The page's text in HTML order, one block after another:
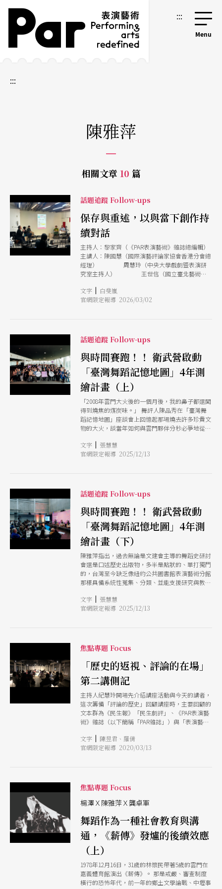
跳到主要內容區塊
網站導覽 :::
:::
陳雅萍
相關文章 10 篇
話題追蹤 Follow-ups
保存與重述，以與當下創作持
續對話
主持人：黎家齊（《PAR表演藝術》雜誌總編輯）
主講人：陳國慧（國際演藝評論家協會香港分會總
經理） 周慧玲（中央大學戲劇暨表演研
究室主持人） 王世信（國立臺北藝術大
術大學舞蹈學院院長暨資深舞蹈評論人） 2025年
IATC年度論壇以「觀照」為關鍵字，探詢舞台燈光
人，邀請香港評論人陳國慧、投入「臺灣現代戲劇
暨表演影音資料庫」多年的劇場導演周慧玲、舞台
設計王世信與舞蹈學者陳雅萍，分別就自身經驗分
享表演藝術評論如何被保存、重述與再現，並於持
續發生的當下創作產生對話。 講座前一日，陳國
慧與香港IATC才在C-LAB 臺灣當代文化實驗場演出
《藝評的維度演讀香港演藝評論30年》。此計畫為
「香港演藝評論選輯計劃（1980-2010）」最後一
場活動，由IATC香港分會30周年與「國際表演藝術
圖書館、博物館與資料館協會」2024研討會共同促
成，以此期間超過15,000篇評論資料為基礎，藉
「演讀」形式重新構作編整，試圖活化文獻，和當
代觀眾建立新的連結與對話。 陳國慧提到過往資
料庫若是舉辦成立發表會，多是邀請前輩老師致詞
人「只會說不會做」的常見印象。至於選讀的文
獻，除了強調藝評文字本身的表演性，也涵蓋不同
年代、不同媒介的寫作差異，文化政策與生態關
注，以及特別有戲劇張力的「筆戰」系列。當然，
也因為有些文稿年代久遠，版權歸屬不明，或者因
寫作時空背景不同，作者另有考量，這些經營資料
原先只是依附資料庫建構計畫的單次活動，想不到
卻迎來後續邀演。有位香港演藝學院老師，認為這
能幫助學生短時間理解香港劇場發展脈絡，於是邀
請《藝評的維度》來到演藝學院圖書館演出，一排
排書架的背景空間，與文獻題材巧妙呼應。此外，
陳國慧除了讓演藝學院學
文字 | 白斐嵐
官網限定報導 2026/03/02
話題追蹤 Follow-ups
與時間賽跑！！ 衛武營啟動
「臺灣舞蹈記憶地圖」4年測
繪計畫（上）
「2008年雲門大火後的一個月後，我的鼻子都還聞
得到燒焦的煤炭味。」 舞評人陳品秀在「臺灣舞
蹈記憶地圖」座談會上回憶起那場燒去許多珍貴文
物的大火，談當年如何與雲門夥伴分秒必爭地從火
文物，將眾人拉進了驚心動魄的歷史現場，也直接
陳述了要保存稍縱即逝的舞蹈，是一項極度物理
灣舞蹈記憶地圖」計畫正式於衛武營國家藝術文化
中心啟動，4年計畫將從「舞蹈家口述歷史研
究」、「人才培育與作品轉譯」、「線上及實體成
果展示」、「大眾推廣與舞蹈欣賞」等4大面向，
書寫、繪製、推廣台灣舞蹈記憶座標。藝術總監簡
文彬表示，該計畫將以文建會時期的「台灣大百科
舞蹈類詞條」、國藝會「臺灣當代舞蹈年表」，還
有台灣舞蹈研究學會等中央與地方機構、民間團體
的研究與發表為基礎，繼續進行台灣舞蹈家的口述
歷史還有主題式研究，並「延伸為人才培育和推廣
活動，活化台灣舞蹈歷史，讓舞蹈的故事、知識普
文字 | 張慧慧
官網限定報導 2025/12/13
話題追蹤 Follow-ups
與時間賽跑！！ 衛武營啟動
「臺灣舞蹈記憶地圖」4年測
繪計畫（下）
陳雅萍指出，過去無論是文建會主導的舞蹈史研討
會還是口述歷史出版物，多半是點狀的、單打獨鬥
的，台灣至今缺乏像紐約公共圖書館表演藝術分館
那樣具備系統性蒐集、分類、並能支援研究與教育
關重要，呼籲台灣應開始思考並努力建構能夠讓舞
蹈研究深耕、推廣的檔案機構，從歷史連結、形塑
文字 | 張慧慧
官網限定報導 2025/12/13
焦點專題 Focus
「歷史的返視、評論的在場」
第二講側記
主持人紀慧玲開場先介紹講座活動與今天的講者，
這次籌備「評論的歷史」回顧講座時，主要回顧的
文本群為《民生報》「民生劇評」、《PAR表演藝
術》雜誌（以下簡稱「PAR雜誌」）與「表演藝術
代持續書寫評論到今天，跟台灣舞蹈創作、生成、
發展有一定的關係，因此邀請陳雅萍談舞評人的評
文字 | 陳昱君、羅倩
官網限定報導 2020/03/13
焦點專題 Focus
楊澤Ｘ陳雅萍Ｘ龔卓軍
舞蹈作為一種社會教育與溝
通，《薪傳》發爐的後續效應
（上）
1978年12月16日，31歲的林懷民帶著5歲的雲門在
嘉義體育館演出《薪傳》。 那是戒嚴、審查制度
橫行的恐怖年代，前一年的鄉土文學論戰、中壢事